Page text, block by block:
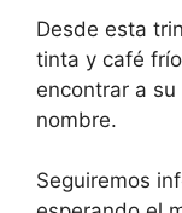
Desde esta
tinta y café
encontrar a
nombre.
Seguiremos